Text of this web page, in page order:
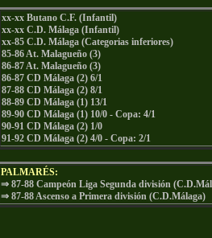
xx-xx Butano C.F. (Infantil)
xx-xx C.D. Málaga (Infantil)
xx-85 C.D. Málaga (Categorias inferiores)
85-86 At. Malagueño (3)
86-87 At. Malagueño (3)
86-87 CD Málaga (2) 6/1
87-88 CD Málaga (2) 8/1
88-89 CD Málaga (1) 13/1
89-90 CD Málaga (1) 10/0 - Copa: 4/1
90-91 CD Málaga (2) 1/0
91-92 CD Málaga (2) 4/0 - Copa: 2/1
PALMARÉS:
⇒ 87-88 Campeón Liga Segunda división
⇒ 87-88 Ascenso a Primera división (C.D.Málaga)